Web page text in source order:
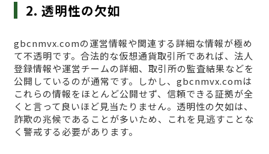
2. 透明性の欠如
gbcnmvx.comの運営情報や関連する詳細な情報が極め
て不透明です。合法的な仮想通貨取引所であれば、法人
登録情報や運営チームの詳細、取引所の監査結果などを
公開しているのが通常です。しかし、gbcnmvx.comは
これらの情報をほとんど公開せず、信頼できる証拠が全
くと言って良いほど見当たりません。透明性の欠如は、
詐欺の兆候であることが多いため、これを見逃すことな
く警戒する必要があります。